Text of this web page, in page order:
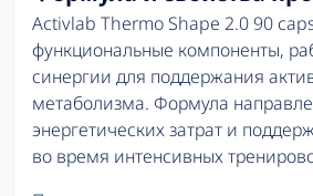
Activlab Thermo Shape 2.0 90
функциональные компоненты,
синергии для поддержания
метаболизма. Формула
энергетических затрат и
во время интенсивных